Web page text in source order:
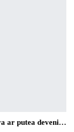
ar putea deveni…